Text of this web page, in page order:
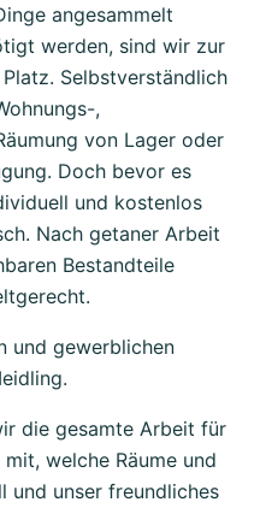
angesammelt
werden, sind wir zur
Selbstverständlich
,
von Lager oder
Doch bevor es
und kostenlos
Nach getaner Arbeit
Bestandteile
und gewerblichen
die gesamte Arbeit für
welche Räume und
und unser freundliches